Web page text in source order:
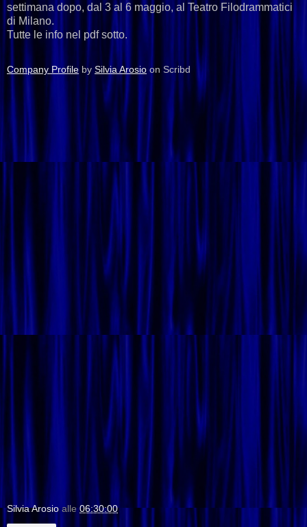
settimana dopo, dal 3 al 6 maggio, al Teatro Filodrammatici
di Milano.
Tutte le info nel pdf sotto.
Company Profile by Silvia Arosio on Scribd
Silvia Arosio alle06:30:00